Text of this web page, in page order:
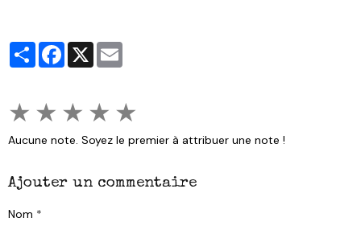
PartagerFacebook
X
★ ★ ★ ★ ★
Aucune note. Soyez le premier à attribuer une note !
Ajouter un commentaire
Nom